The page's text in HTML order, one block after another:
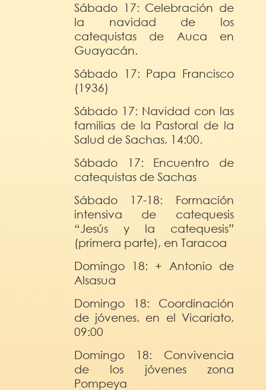
Sábado 17: Celebración de
la navidad de los
catequistas de Auca en
Guayacán.
Sábado 17: Papa Francisco
(1936)
Sábado 17: Navidad con las
familias de la Pastoral de la
Salud de Sachas, 14:00.
Sábado 17: Encuentro de
catequistas de Sachas
Sábado 17-18: Formación
intensiva de catequesis
“Jesús y la catequesis”
(primera parte), en Taracoa
Domingo 18: + Antonio de
Alsasua
Domingo 18: Coordinación
de jóvenes, en el Vicariato,
09:00
Domingo 18: Convivencia
de los jóvenes zona
Pompeya